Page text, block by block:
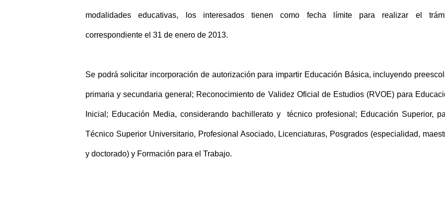
modalidades educativas, los interesados tienen como fecha límite para realizar el
correspondiente el 31 de enero de 2013.
Se podrá solicitar incorporación de autorización para impartir Educación Básica, incluyendo
primaria y secundaria general; Reconocimiento de Validez Oficial de Estudios (RVOE) para
Inicial; Educación Media, considerando bachillerato y técnico profesional; Educación Superior,
Técnico Superior Universitario, Profesional Asociado, Licenciaturas, Posgrados (especialidad,
y doctorado) y Formación para el Trabajo.